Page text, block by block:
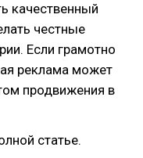
качественный
честные
Если грамотно
реклама может
продвижения в
статье.